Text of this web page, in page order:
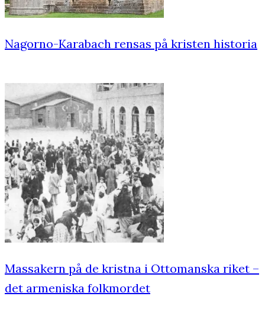
Nagorno-Karabach rensas på kristen historia
Massakern på de kristna i Ottomanska riket –
det armeniska folkmordet